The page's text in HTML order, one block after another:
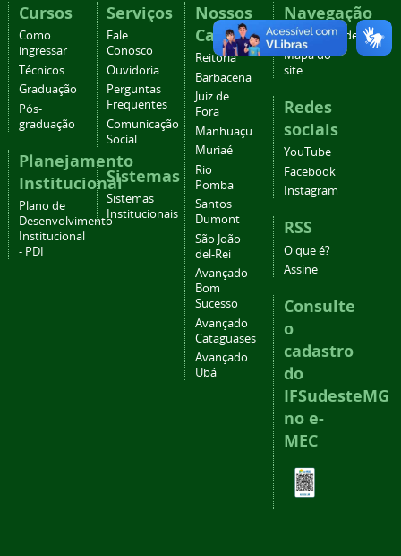
Cursos
Como
ingressar
Técnicos
Graduação
Pós-
graduação
Planejamento
Institucional
Plano de
Desenvolvimento
Institucional
- PDI
Serviços
Fale
Conosco
Ouvidoria
Perguntas
Frequentes
Comunicação
Social
Sistemas
Sistemas
Institucionais
Nossos
Campi
Reitoria
Barbacena
Juiz de
Fora
Manhuaçu
Muriaé
Rio
Pomba
Santos
Dumont
São João
del-Rei
Avançado
Bom
Sucesso
Avançado
Cataguases
Avançado
Ubá
Navegação
Acessibilidade
Mapa do
site
Redes
sociais
YouTube
Facebook
Instagram
RSS
O que é?
Assine
Consulte
o
cadastro
do
IFSudesteMG
no e-
MEC